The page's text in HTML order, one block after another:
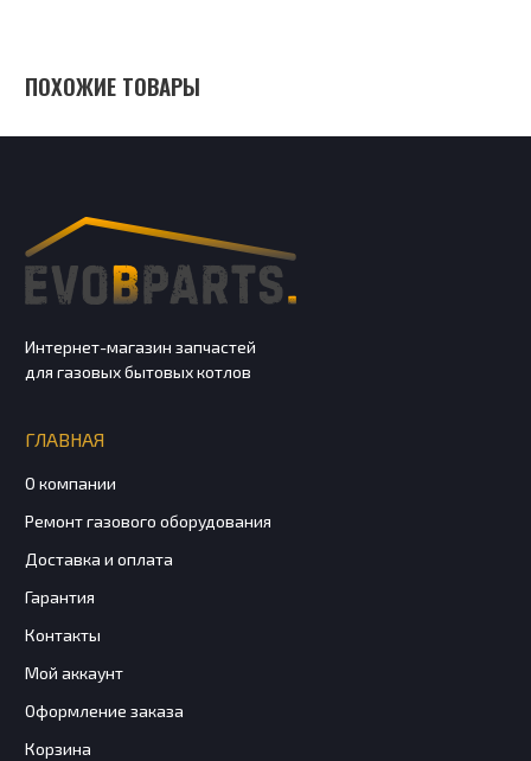
ПОХОЖИЕ ТОВАРЫ
Интернет-магазин запчастей
для газовых бытовых котлов
ГЛАВНАЯ
О компании
Ремонт газового оборудования
Доставка и оплата
Гарантия
Контакты
Мой аккаунт
Оформление заказа
Корзина